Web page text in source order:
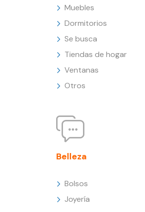
Muebles
Dormitorios
Se busca
Tiendas de hogar
Ventanas
Otros
Belleza
Bolsos
Joyería